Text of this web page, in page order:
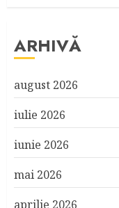
ARHIVĂ
august 2026
iulie 2026
iunie 2026
mai 2026
aprilie 2026